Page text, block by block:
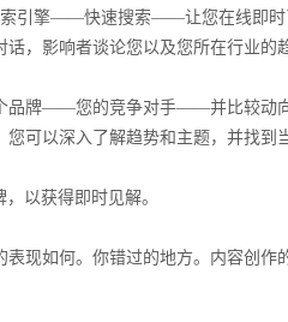
索引擎——快速搜索——让您在线即时
，影响者谈论您以及您所在行业的
品牌——您的竞争对手——并比较动
可以深入了解趋势和主题，并找到
以获得即时见解。
现如何。你错过的地方。内容创作